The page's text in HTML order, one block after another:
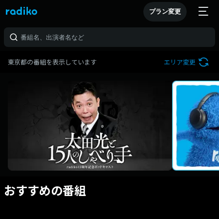
プラン変更
東京都の番組を表示しています エリア変更
おすすめの番組